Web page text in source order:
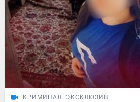
КРИМИНАЛ ЭКСКЛЮЗИВ